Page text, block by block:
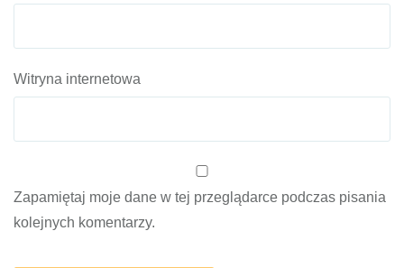
Witryna internetowa
Zapamiętaj moje dane w tej przeglądarce podczas pisania
kolejnych komentarzy.